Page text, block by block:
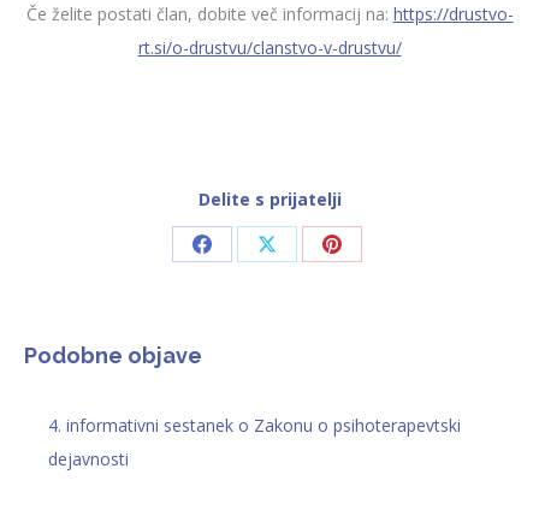
Če želite postati član, dobite več informacij na: https://drustvo-
rt.si/o-drustvu/clanstvo-v-drustvu/
Delite s prijatelji
Share Share Share
Podobne objave
4. informativni sestanek o Zakonu o psihoterapevtski
dejavnosti